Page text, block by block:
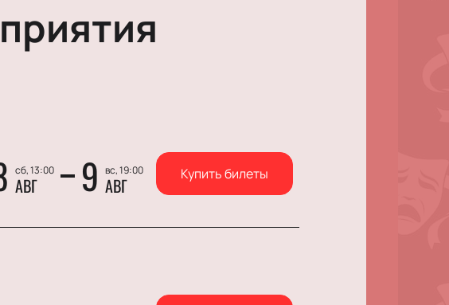
сб, 13:00
АВГ 9 вс, 19:00
АВГ Купить билеты